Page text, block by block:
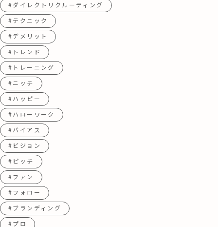
#ダイレクトリクルーティング
#テクニック
#デメリット
#トレンド
#トレーニング
#ニッチ
#ハッピー
#ハローワーク
#バイアス
#ビジョン
#ピッチ
#ファン
#フォロー
#ブランディング
#プロ